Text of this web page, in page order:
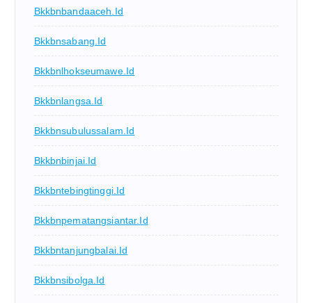
Bkkbnbandaaceh.id
Bkkbnsabang.id
Bkkbnlhokseumawe.id
Bkkbnlangsa.id
Bkkbnsubulussalam.id
Bkkbnbinjai.id
Bkkbntebingtinggi.id
Bkkbnpematangsiantar.id
Bkkbntanjungbalai.id
Bkkbnsibolga.id